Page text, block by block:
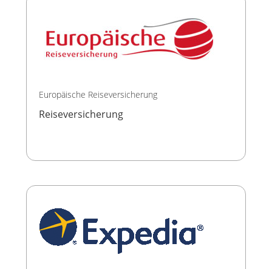
Europäische Reiseversicherung
Reiseversicherung